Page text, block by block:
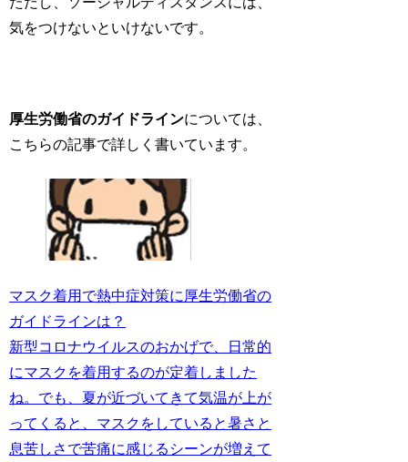
気をつけないといけないです。
厚生労働省のガイドラインについては、
こちらの記事で詳しく書いています。
マスク着用で熱中症対策に厚生労働省の
ガイドラインは？
新型コロナウイルスのおかげで、日常的
にマスクを着用するのが定着しました
ね。でも、夏が近づいてきて気温が上が
ってくると、マスクをしていると暑さと
息苦しさで苦痛に感じるシーンが増えて